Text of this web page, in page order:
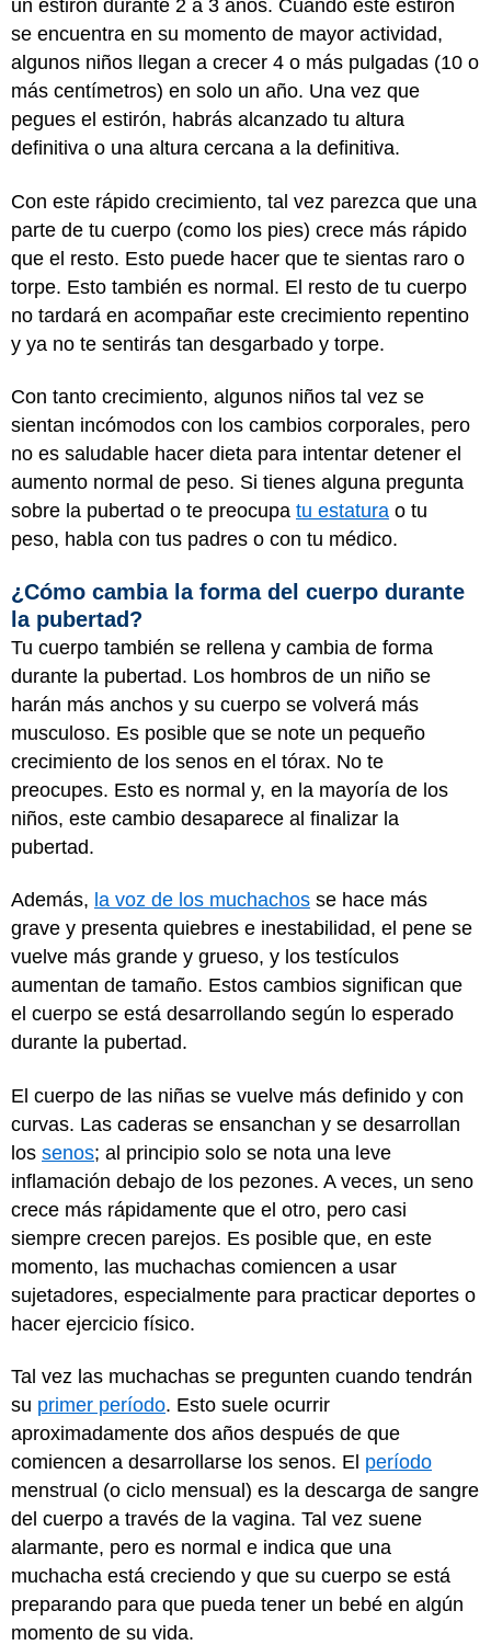
un estirón durante 2 a 3 años. Cuando este estirón
se encuentra en su momento de mayor actividad,
algunos niños llegan a crecer 4 o más pulgadas (10 o
más centímetros) en solo un año. Una vez que
pegues el estirón, habrás alcanzado tu altura
definitiva o una altura cercana a la definitiva.
Con este rápido crecimiento, tal vez parezca que una
parte de tu cuerpo (como los pies) crece más rápido
que el resto. Esto puede hacer que te sientas raro o
torpe. Esto también es normal. El resto de tu cuerpo
no tardará en acompañar este crecimiento repentino
y ya no te sentirás tan desgarbado y torpe.
Con tanto crecimiento, algunos niños tal vez se
sientan incómodos con los cambios corporales, pero
no es saludable hacer dieta para intentar detener el
aumento normal de peso. Si tienes alguna pregunta
sobre la pubertad o te preocupa tu estatura o tu
peso, habla con tus padres o con tu médico.
¿Cómo cambia la forma del cuerpo durante
la pubertad?
Tu cuerpo también se rellena y cambia de forma
durante la pubertad. Los hombros de un niño se
harán más anchos y su cuerpo se volverá más
musculoso. Es posible que se note un pequeño
crecimiento de los senos en el tórax. No te
preocupes. Esto es normal y, en la mayoría de los
niños, este cambio desaparece al finalizar la
pubertad.
Además, la voz de los muchachos se hace más
grave y presenta quiebres e inestabilidad, el pene se
vuelve más grande y grueso, y los testículos
aumentan de tamaño. Estos cambios significan que
el cuerpo se está desarrollando según lo esperado
durante la pubertad.
El cuerpo de las niñas se vuelve más definido y con
curvas. Las caderas se ensanchan y se desarrollan
los senos; al principio solo se nota una leve
inflamación debajo de los pezones. A veces, un seno
crece más rápidamente que el otro, pero casi
siempre crecen parejos. Es posible que, en este
momento, las muchachas comiencen a usar
sujetadores, especialmente para practicar deportes o
hacer ejercicio físico.
Tal vez las muchachas se pregunten cuando tendrán
su primer período. Esto suele ocurrir
aproximadamente dos años después de que
comiencen a desarrollarse los senos. El período
menstrual (o ciclo mensual) es la descarga de sangre
del cuerpo a través de la vagina. Tal vez suene
alarmante, pero es normal e indica que una
muchacha está creciendo y que su cuerpo se está
preparando para que pueda tener un bebé en algún
momento de su vida.